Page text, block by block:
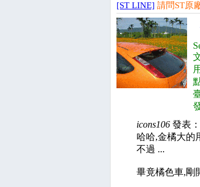
[ST LINE] 請問ST原
icons106 發表：
哈哈,金橘大的
不過 ...
畢竟橘色車,剛